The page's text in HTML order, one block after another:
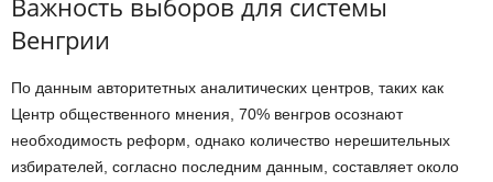
Венгрии
По данным авторитетных аналитических центров, таких как
Центр общественного мнения, 70% венгров осознают
необходимость реформ, однако количество нерешительных
избирателей, согласно последним данным, составляет около